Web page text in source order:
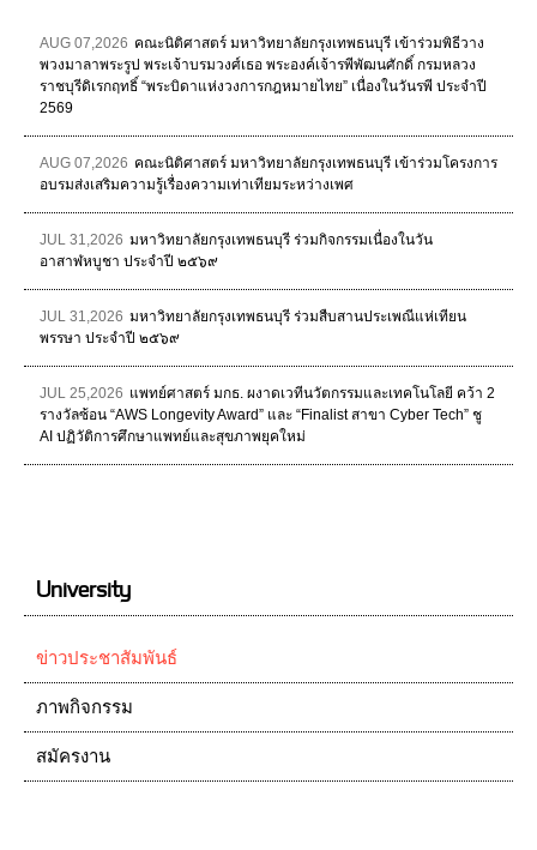
AUG 07,2026 คณะนิติศาสตร์ มหาวิทยาลัยกรุงเทพธนบุรี เข้าร่วมพิธีวาง
พวงมาลาพระรูป พระเจ้าบรมวงศ์เธอ พระองค์เจ้ารพีพัฒนศักดิ์ กรมหลวง
ราชบุรีดิเรกฤทธิ์ “พระบิดาแห่งวงการกฎหมายไทย” เนื่องในวันรพี ประจำปี
2569
AUG 07,2026 คณะนิติศาสตร์ มหาวิทยาลัยกรุงเทพธนบุรี เข้าร่วมโครงการ
อบรมส่งเสริมความรู้เรื่องความเท่าเทียมระหว่างเพศ
JUL 31,2026 มหาวิทยาลัยกรุงเทพธนบุรี ร่วมกิจกรรมเนื่องในวัน
อาสาฬหบูชา ประจำปี ๒๕๖๙
JUL 31,2026 มหาวิทยาลัยกรุงเทพธนบุรี ร่วมสืบสานประเพณีแห่เทียน
พรรษา ประจำปี ๒๕๖๙
JUL 25,2026 แพทย์ศาสตร์ มกธ. ผงาดเวทีนวัตกรรมและเทคโนโลยี คว้า 2
รางวัลซ้อน “AWS Longevity Award” และ “Finalist สาขา Cyber Tech” ชู
AI ปฏิวัติการศึกษาแพทย์และสุขภาพยุคใหม่
University
ข่าวประชาสัมพันธ์
ภาพกิจกรรม
สมัครงาน